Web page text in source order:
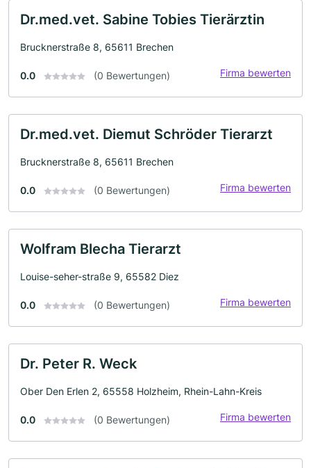
Dr.med.vet. Sabine Tobies Tierärztin
Brucknerstraße 8, 65611 Brechen
0.0 (0 Bewertungen) Firma bewerten
Dr.med.vet. Diemut Schröder Tierarzt
Brucknerstraße 8, 65611 Brechen
0.0 (0 Bewertungen) Firma bewerten
Wolfram Blecha Tierarzt
Louise-seher-straße 9, 65582 Diez
0.0 (0 Bewertungen) Firma bewerten
Dr. Peter R. Weck
Ober Den Erlen 2, 65558 Holzheim, Rhein-Lahn-Kreis
0.0 (0 Bewertungen) Firma bewerten